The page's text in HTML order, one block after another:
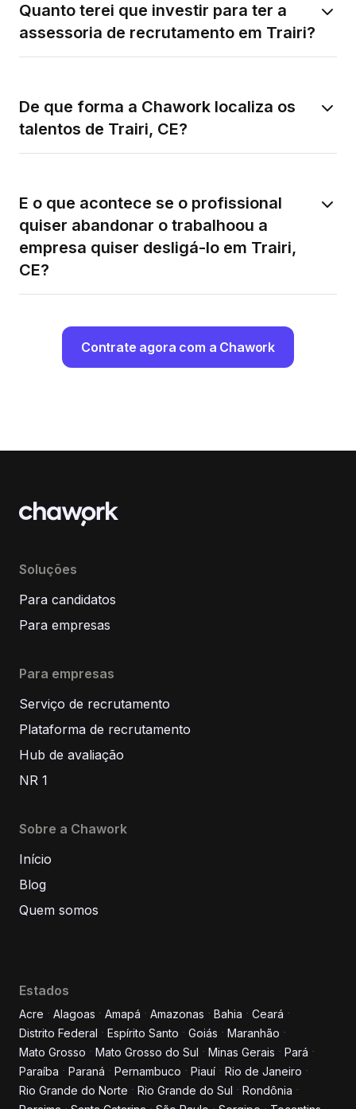
Quanto terei que investir para ter a
assessoria de recrutamento em Trairi?
De que forma a Chawork localiza os
talentos de Trairi, CE?
E o que acontece se o profissional
quiser abandonar o trabalhoou a
empresa quiser desligá-lo em Trairi,
CE?
Contrate agora com a Chawork
Informe seus dados para
conversar conosco!
Soluções
Para candidatos
Para empresas
Para empresas
Serviço de recrutamento
Plataforma de recrutamento
Hub de avaliação
NR 1
Sobre a Chawork
Início
Blog
Quem somos
Estados
Acre Alagoas Amapá Amazonas Bahia
Ceará
Distrito Federal
Espírito Santo Goiás
Maranhão
Mato Grosso
Mato Grosso do Sul Minas Gerais
Pará
Paraíba
Paraná Pernambuco Piauí
Rio de Janeiro
Rio Grande do Norte
Rio Grande do Sul
Rondônia